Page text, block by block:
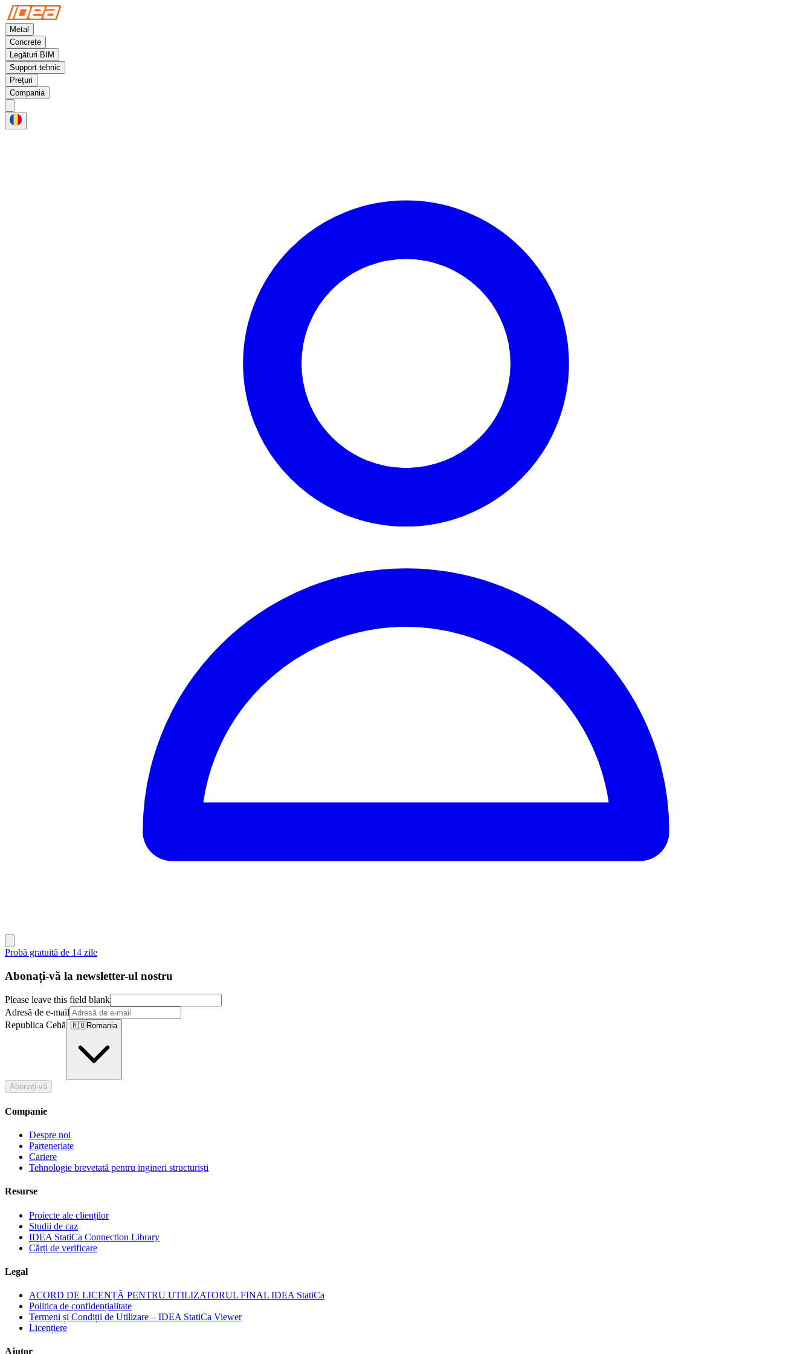
Metal
Concrete
Legături BIM
Support tehnic
Prețuri
Compania
Probă gratuită de 14 zile
Abonați-vă la newsletter-ul nostru
Please leave this field blank
Adresă de e-mail
Republica Cehă 🇷🇴Romania
Abonați-vă
Companie
Despre noi
Parteneriate
Cariere
Tehnologie brevetată pentru ingineri structuriști
Resurse
Proiecte ale clienților
Studii de caz
IDEA StatiCa Connection Library
Cărți de verificare
Legal
ACORD DE LICENȚĂ PENTRU UTILIZATORUL FINAL IDEA StatiCa
Politica de confidențialitate
Termeni și Condiții de Utilizare – IDEA StatiCa Viewer
Licențiere
Ajutor